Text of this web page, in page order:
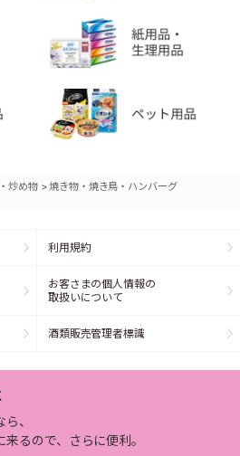
炒め物 >焼き物・焼き鳥・ハンバーグ
利用規約
お客さまの個人情報の
取扱いについて
酒類販売管理者標識
、
るので、さらに便利。